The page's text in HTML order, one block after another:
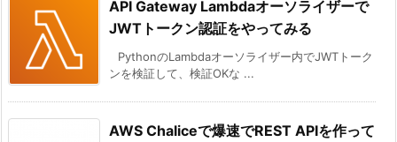
API Gateway Lambdaオーソライザーで
JWTトークン認証をやってみる
PythonのLambdaオーソライザー内でJWTトーク
ンを検証して、検証OKな ...
AWS Chaliceで爆速でREST APIを作って